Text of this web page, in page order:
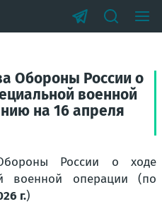
Обороны России о
военной
на 16 апреля
России о ходе
военной операции (по
г.)